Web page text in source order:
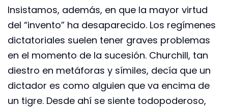
Insistamos, además, en que la mayor virtud
del “invento” ha desaparecido. Los regímenes
dictatoriales suelen tener graves problemas
en el momento de la sucesión. Churchill, tan
diestro en metáforas y símiles, decía que un
dictador es como alguien que va encima de
un tigre. Desde ahí se siente todopoderoso,